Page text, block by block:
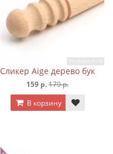
Сликер Aige дерево бук
159 р.179 р.
В корзину